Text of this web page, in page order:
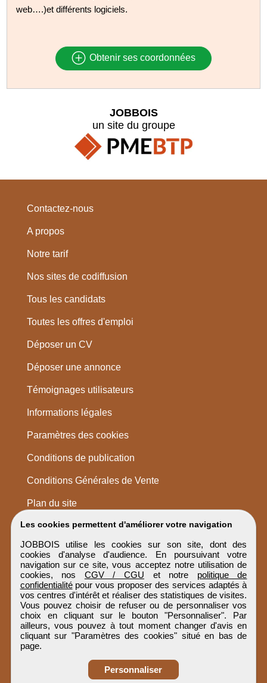
web….)et différents logiciels.
Obtenir ses coordonnées
Les cookies permettent d'améliorer votre navigation
JOBBOIS utilise les cookies sur son site, dont des
cookies d'analyse d'audience. En poursuivant votre
navigation sur ce site, vous acceptez notre utilisation de
cookies, nos CGV / CGU et notre politique de
confidentialitépour vous proposer des services adaptés à
vos centres d'intérêt et réaliser des statistiques de visites.
Vous pouvez choisir de refuser ou de personnaliser vos
choix en cliquant sur le bouton "Personnaliser". Par
ailleurs, vous pouvez à tout moment changer d'avis en
cliquant sur "Paramètres des cookies" situé en bas de
page.
Personnaliser
JOBBOIS
un site du groupe
Contactez-nous
A propos
Notre tarif
Nos sites de codiffusion
Tous les candidats
Toutes les offres d'emploi
Déposer un CV
Déposer une annonce
Témoignages utilisateurs
Informations légales
Paramètres des cookies
Conditions de publication
Conditions Générales de Vente
Plan du site